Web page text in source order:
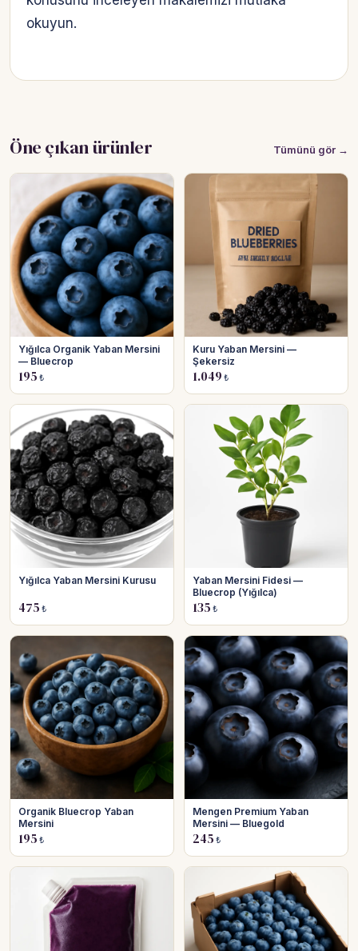
okuyun.
Öne çıkan ürünler Tümünü gör →
Yığılca Organik Yaban Mersini
— Bluecrop
195 ₺
Kuru Yaban Mersini —
Şekersiz
1.049 ₺
Yığılca Yaban Mersini Kurusu
475 ₺
Yaban Mersini Fidesi —
Bluecrop (Yığılca)
135 ₺
Organik Bluecrop Yaban
Mersini
195 ₺
Mengen Premium Yaban
Mersini — Bluegold
245 ₺